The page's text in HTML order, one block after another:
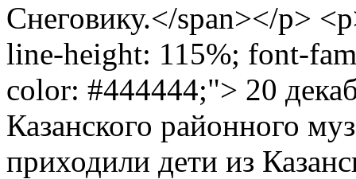
Снеговику.</span></p>
line-height: 115%; font-
color: #444444;"> 20
Казанского районного
приходили дети из